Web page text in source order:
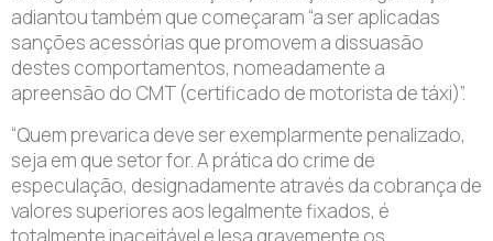
adiantou também que começaram “a ser aplicadas
sanções acessórias que promovem a dissuasão
destes comportamentos, nomeadamente a
apreensão do CMT (certificado de motorista de táxi)”.
“Quem prevarica deve ser exemplarmente penalizado,
seja em que setor for. A prática do crime de
especulação, designadamente através da cobrança de
valores superiores aos legalmente fixados, é
totalmente inaceitável e lesa gravemente os